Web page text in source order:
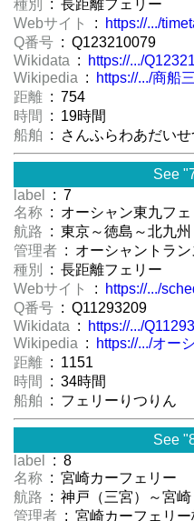
種別
: 長距離フェリー
Webサイト
:
https://.../
Q番号 : Q123210079
Wikidata :
https://.../
Wikipedia :
https://.../商船
距離 : 754
時間
: 19時間
船舶 : さんふらわあだいせ
See
label
: 7
名称 : オーシャン東九フェ
航路 : 東京～徳島～北九州
管理者 : オーシャントラ
種別
: 長距離フェリー
Webサイト
:
https://.../
Q番号 : Q11293209
Wikidata :
https://.../
Wikipedia :
https://.../オー
距離 : 1151
時間
: 34時間
船舶 : フェリーりつりん
See
label
: 8
名称 : 宮崎カーフェリー
航路 : 神戸（三宮）～宮崎
管理者 : 宮崎カーフェリー